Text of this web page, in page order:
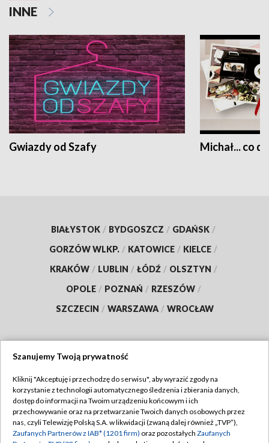
INNE
Gwiazdy od Szafy Michał... co
BIAŁYSTOK / BYDGOSZCZ / GDAŃSK /
GORZÓW WLKP. / KATOWICE / KIELCE /
KRAKÓW / LUBLIN / ŁÓDŹ / OLSZTYN /
OPOLE / POZNAŃ / RZESZÓW /
SZCZECIN / WARSZAWA / WROCŁAW
TVP
Abonament TVP
Emisja w TVP
Regulamin TVP
Polityka prywatności
Szanujemy Twoją prywatność
Kliknij "Akceptuję i przechodzę do serwisu", aby wyrazić zgody na
korzystanie z technologii automatycznego śledzenia i zbierania danych,
dostęp do informacji na Twoim urządzeniu końcowym i ich
przechowywanie oraz na przetwarzanie Twoich danych osobowych przez
nas, czyli Telewizję Polską S.A. w likwidacji (zwaną dalej również „TVP”),
Zaufanych Partnerów z IAB* (1201 firm) oraz pozostałych Zaufanych